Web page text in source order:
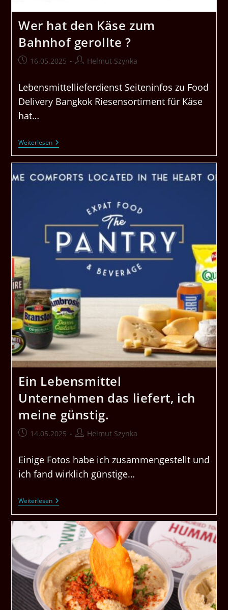
Wer hat den Käse zum
Bahnhof gerollte ?
Beitrag16.05.2025
Beitrags-
Helmut Szynka
Lebensmittellieferdienst Seiteninfos zu Food
Delivery Bangkok Riesensortiment für Käse
hat…
WeiterlesenWer
Hat
Den
Zum
Bahnhof
Ein Lebensmittel
Unternehmen das liefert, ich
meine günstig.
Beitrag14.05.2025
Beitrags-
Helmut Szynka
Einige Fotos habe ich zusammengestellt und
ich fand wirklich günstige…
WeiterlesenEin
Lebensmittel
Unternehmen
Das
Liefert,
Ich
Meine
Günstig.